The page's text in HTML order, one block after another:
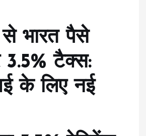
से भारत पैसे
टैक्स:
के लिए नई